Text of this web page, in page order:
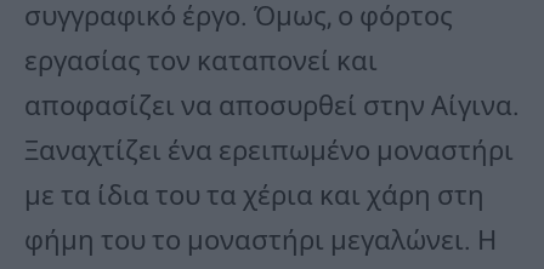
συγγραφικό έργο. Όμως, ο φόρτος
εργασίας τον καταπονεί και
αποφασίζει να αποσυρθεί στην Αίγινα.
Ξαναχτίζει ένα ερειπωμένο μοναστήρι
με τα ίδια του τα χέρια και χάρη στη
φήμη του το μοναστήρι μεγαλώνει. Η